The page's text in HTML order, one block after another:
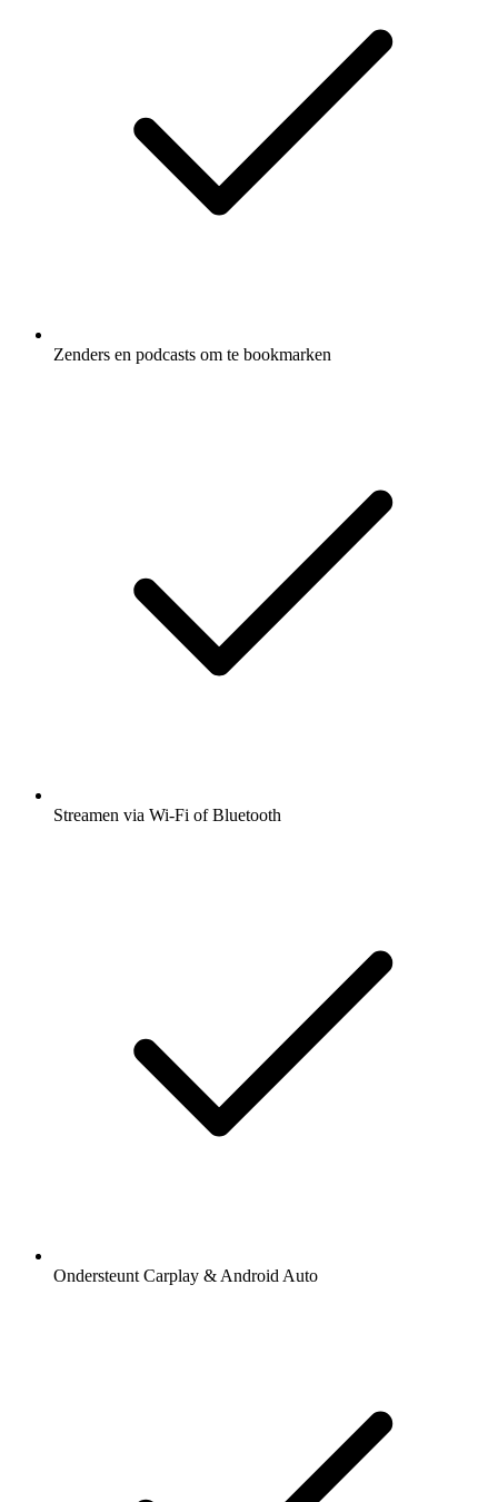
Zenders en podcasts om te bookmarken
Streamen via Wi-Fi of Bluetooth
Ondersteunt Carplay & Android Auto